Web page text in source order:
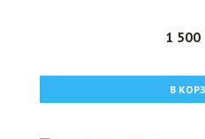
1 500
В